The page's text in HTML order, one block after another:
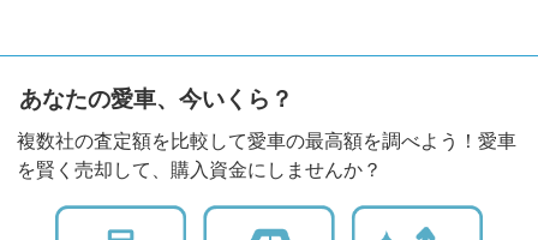
あなたの愛車、今いくら？
複数社の査定額を比較して愛車の最高額を調べよう！愛車
を賢く売却して、購入資金にしませんか？